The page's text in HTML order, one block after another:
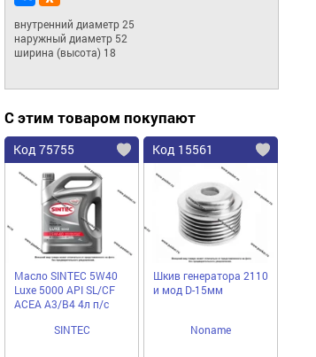
внутренний диаметр 25
наружный диаметр 52
ширина (высота) 18
С этим товаром покупают
Код 75755
Масло SINTEC 5W40
Luxe 5000 API SL/CF
ACEA A3/B4 4л п/с
SINTEC
Код 15561
Шкив генератора 2110
и мод D-15мм
Noname